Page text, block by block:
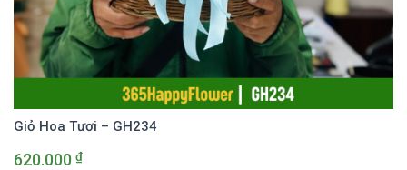
Giỏ Hoa Tươi – GH234
620.000 ₫